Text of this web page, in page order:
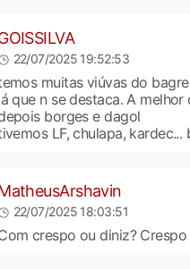
22/07/2025 19:52:53
muitas viúvas do
que n se destaca. A
borges e dagol
LF, chulapa,
22/07/2025 18:03:51
crespo ou diniz?